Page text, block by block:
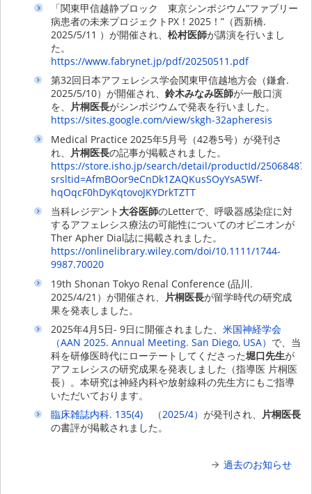
「関東甲信越静ブロック 東京シンポジウム“ファブリー
病患者の未来プロジェクトPX！2025！”（西新橋.
2025/5/11 ）が開催され、松村医師が講演を行いまし
た。
https://www.fabrynet.jp/pdf/20250511.pdf
第32回日本アフェレシス学会関東甲信越地方会（鎌倉.
2025/5/10）が開催され、鈴木みなみ医師が一般口演
を、 片桐医長がシンポジウムで発表を行いました。
https://sites.google.com/view/skgh-32apheresis
Medical Practice 2025年5月号（42巻5号）が発刊さ
れ、 片桐医長の記事が掲載されました。
https://store.isho.jp/search/detail/productId/
srsltid=AfmBOor9eCnDk1ZAQKusSOyYsA5Wf-
hqOqcF0hDyKqtovoJKYDrkTZTT
当科レジデント 大谷医師のLetterで、呼吸器感染症に対
するアフェレシス療法の可能性についてのオピニオンが
Ther Apher Dial誌に掲載されました。
https://onlinelibrary.wiley.com/doi/10.1111/1744-
9987.70020
19th Shonan Tokyo Renal Conference (品川.
2025/4/21）が開催され、 片桐医長が留学時代の研究成
果を発表しました。
2025年4月5日- 9日に開催されました、米国神経学会
（AAN 2025. Annual Meeting. San Diego, USA） で、当
科を研修医時代にローテートしてくださった堀口先生が
アフェレシスの研究成果を発表しました（指導医 片桐医
長）。本研究は神経内科や放射線科の先生方にもご指導
いただいております。
臨床雑誌内科. 135(4) （2025/4）が発刊され、 片桐医長
の書評が掲載されました。
過去のお知らせ